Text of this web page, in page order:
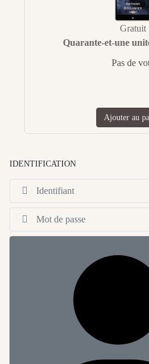
Gratuit
Quarante-et-une
Pas de
Ajouter au
IDENTIFICATION